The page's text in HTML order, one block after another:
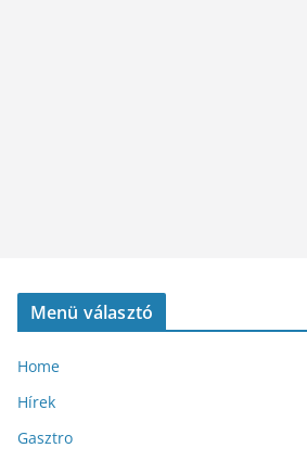
Menü választó
Home
Hírek
Gasztro